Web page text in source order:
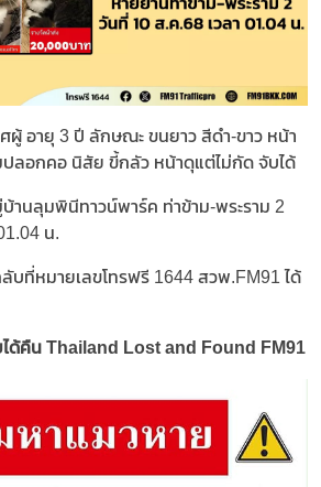
ผู้ อายุ 3 ปี ลักษณะ ขนยาว สีดำ-ขาว หน้า
ปลอกคอ นิสัย ขี้กลัว หน้าดุแต่ไม่กัด จับได้
านลุมพินีทาวน์พาร์ค ท่าข้าม-พระราม 2
น.
บที่หมายเลขโทรฟรี 1644 สวพ.FM91 ได้
ได้คืน Thailand Lost and Found FM91